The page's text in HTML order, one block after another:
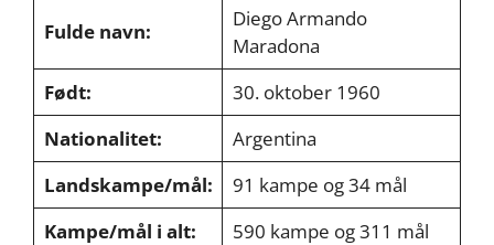
Fulde navn:
Diego Armando
Maradona
Født:
30. oktober 1960
Nationalitet:
Argentina
Landskampe/mål:
91 kampe og 34 mål
Kampe/mål i alt:
590 kampe og 311 mål